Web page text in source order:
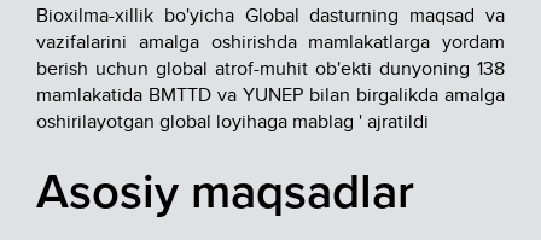
Bioxilma-xillik bo'yicha Global dasturning maqsad va
vazifalarini amalga oshirishda mamlakatlarga yordam
berish uchun global atrof-muhit ob'ekti dunyoning 138
mamlakatida BMTTD va YUNEP bilan birgalikda amalga
oshirilayotgan global loyihaga mablag ' ajratildi
Asosiy maqsadlar